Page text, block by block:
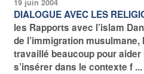
19 juin 2004
DIALOGUE AVEC LES
les Rapports avec l’islam
de l’immigration musulmane,
travaillé beaucoup pour
s’insérer dans le contexte f ...